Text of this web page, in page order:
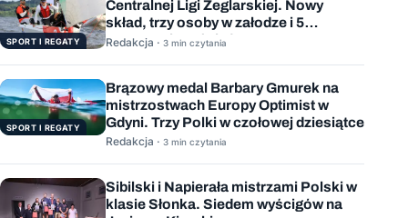
SPORT I REGATY
Centralnej Ligi Żeglarskiej. Nowy
skład, trzy osoby w załodze i 5
wygranych wyścigów
Redakcja · 3 min czytania
SPORT I REGATY
Brązowy medal Barbary Gmurek na
mistrzostwach Europy Optimist w
Gdyni. Trzy Polki w czołowej dziesiątce
Redakcja · 3 min czytania
Sibilski i Napierała mistrzami Polski w
klasie Słonka. Siedem wyścigów na